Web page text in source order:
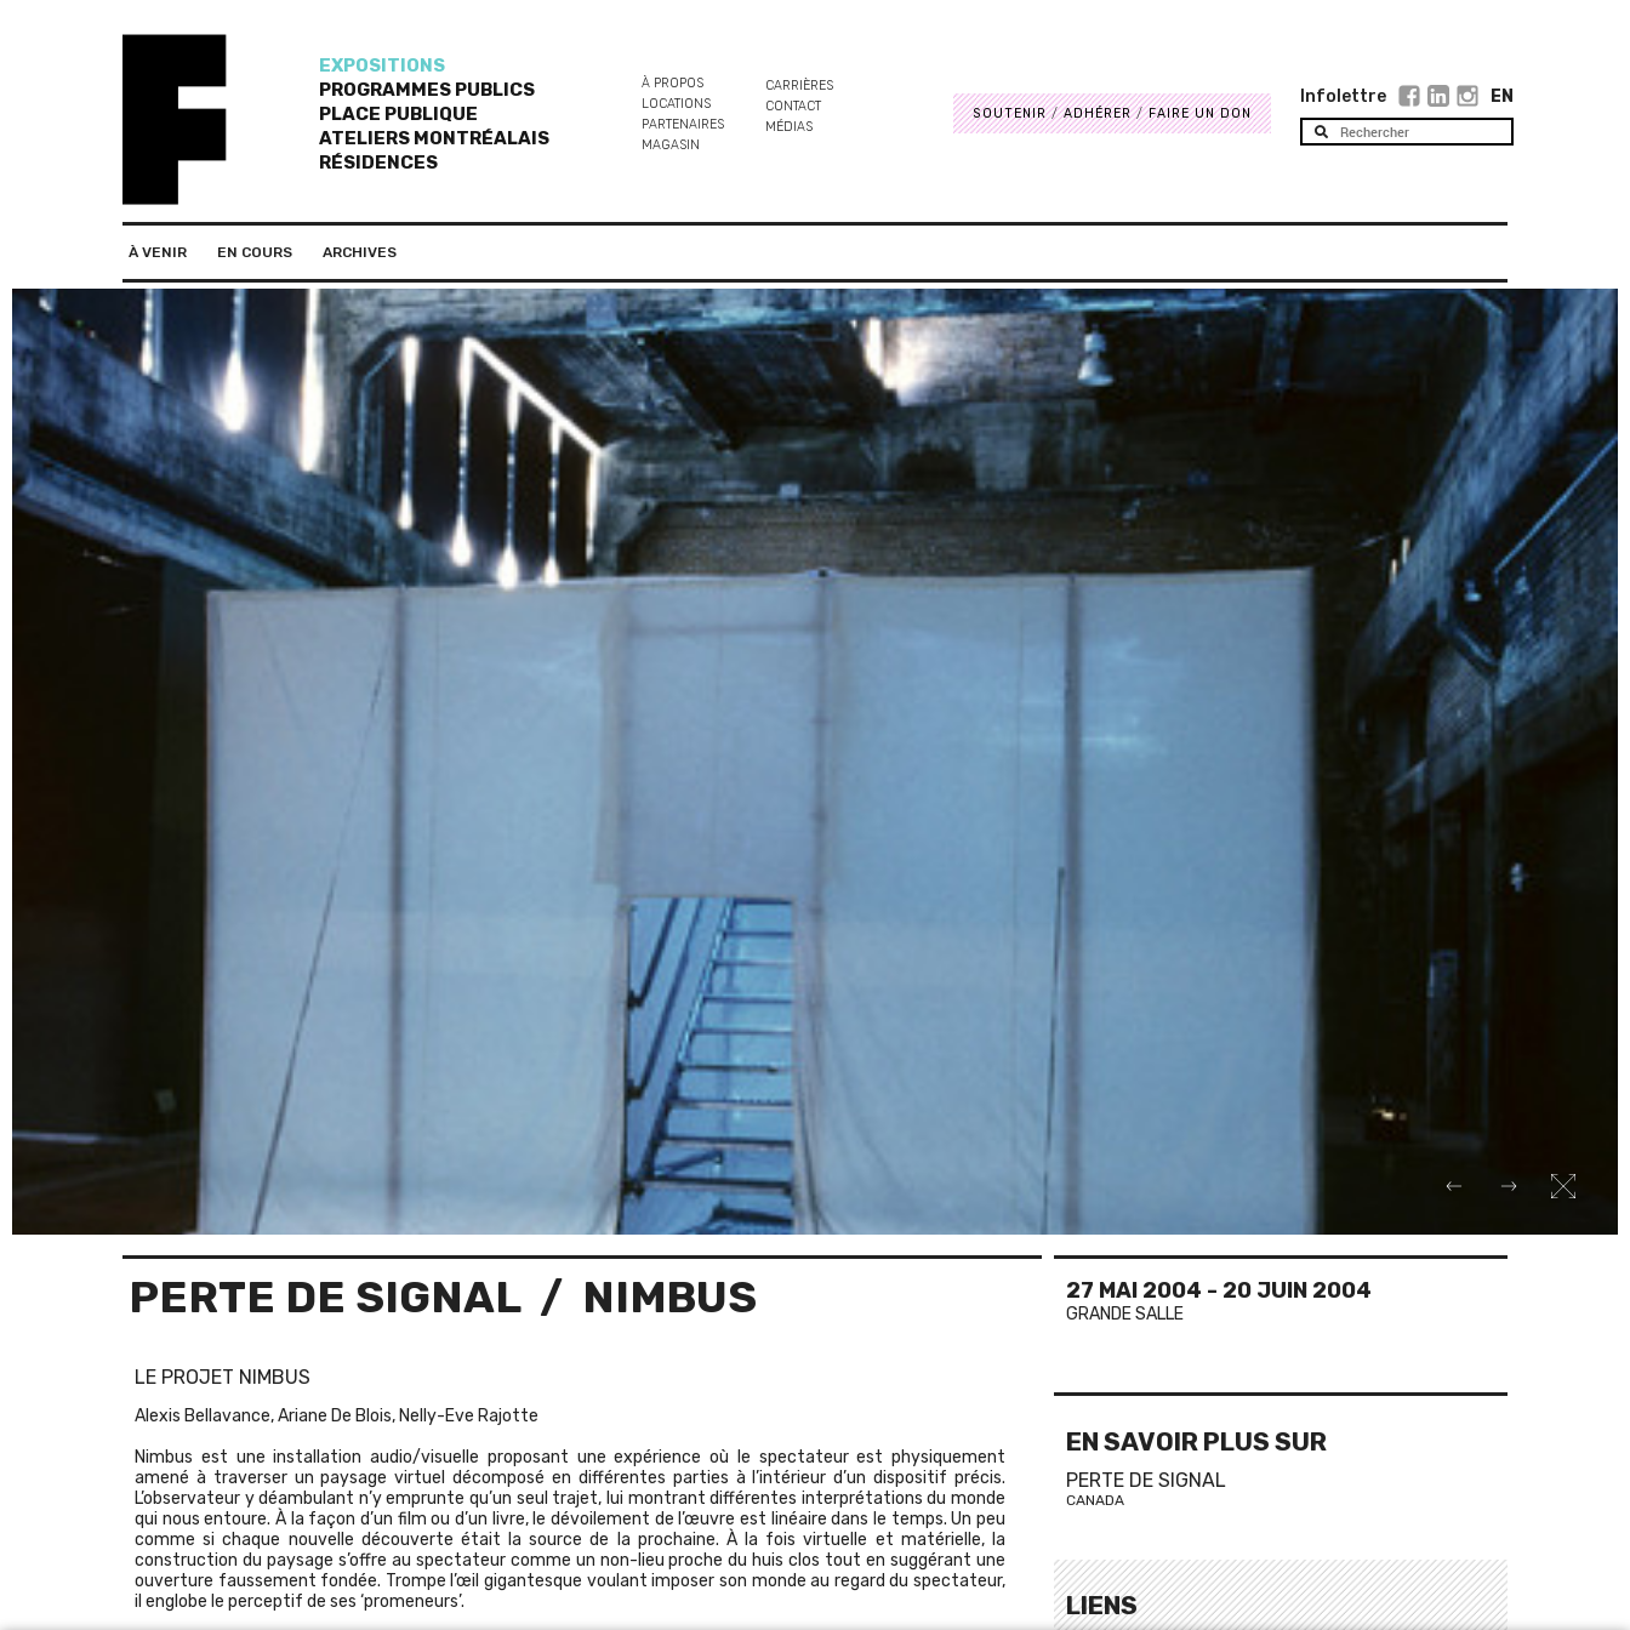
EXPOSITIONS
PROGRAMMES PUBLICS
PLACE PUBLIQUE
ATELIERS MONTRÉALAIS
RÉSIDENCES
À PROPOS
LOCATIONS
PARTENAIRES
MAGASIN
CARRIÈRES
CONTACT
MÉDIAS
SOUTENIR ADHÉRER FAIRE UN DON
Infolettre EN
À VENIR EN COURS ARCHIVES
PERTE DE SIGNAL/ NIMBUS
LE PROJET NIMBUS
Alexis Bellavance, Ariane De Blois, Nelly-Eve Rajotte
Nimbus est une installation audio/visuelle proposant une expérience où le spectateur est physiquement
amené à traverser un paysage virtuel décomposé en différentes parties à l’intérieur d’un dispositif précis.
L’observateur y déambulant n’y emprunte qu’un seul trajet, lui montrant différentes interprétations du monde
qui nous entoure. À la façon d’un film ou d’un livre, le dévoilement de l’œuvre est linéaire dans le temps. Un peu
comme si chaque nouvelle découverte était la source de la prochaine. À la fois virtuelle et matérielle, la
construction du paysage s’offre au spectateur comme un non-lieu proche du huis clos tout en suggérant une
ouverture faussement fondée. Trompe l’œil gigantesque voulant imposer son monde au regard du spectateur,
il englobe le perceptif de ses ‘promeneurs’.
27 MAI 2004 - 20 JUIN 2004
GRANDE SALLE
EN SAVOIR PLUS SUR
PERTE DE SIGNAL
CANADA
LIENS